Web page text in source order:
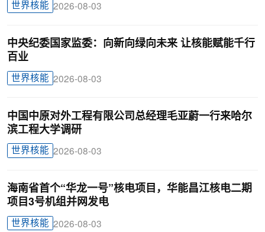
世界核能 2026-08-03
中央纪委国家监委：向新向绿向未来 让核能赋能千行
百业
世界核能 2026-08-03
中国中原对外工程有限公司总经理毛亚蔚一行来哈尔
滨工程大学调研
世界核能 2026-08-03
海南省首个“华龙一号”核电项目，华能昌江核电二期
项目3号机组并网发电
世界核能 2026-08-03